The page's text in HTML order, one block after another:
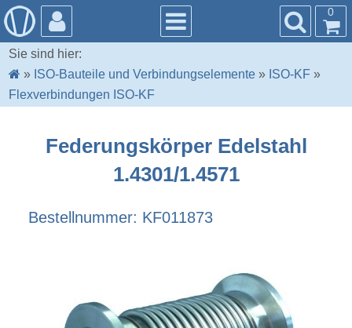
0
Sie sind hier:
» ISO-Bauteile und Verbindungselemente » ISO-KF »
Flexverbindungen ISO-KF
Federungskörper Edelstahl
1.4301/1.4571
Bestellnummer: KF011873